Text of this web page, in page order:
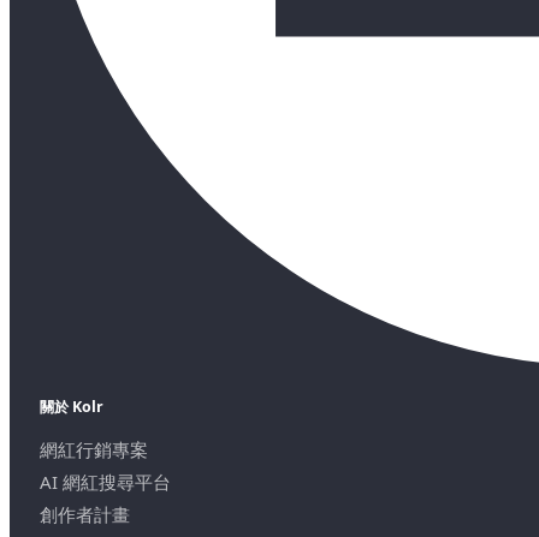
關於 Kolr
網紅行銷專案
AI 網紅搜尋平台
創作者計畫